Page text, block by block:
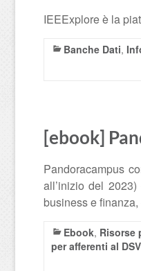
IEEExplore è la
Banche Dati,
[ebook]
Pandoracampus
all’inizio del
business e finanza,
Ebook, Risorse
per afferenti al DSV